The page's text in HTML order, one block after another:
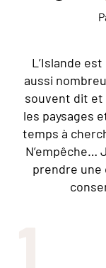
L’Islande
aussi
souvent dit et
les paysages
temps à
N’empêche…
prendre une